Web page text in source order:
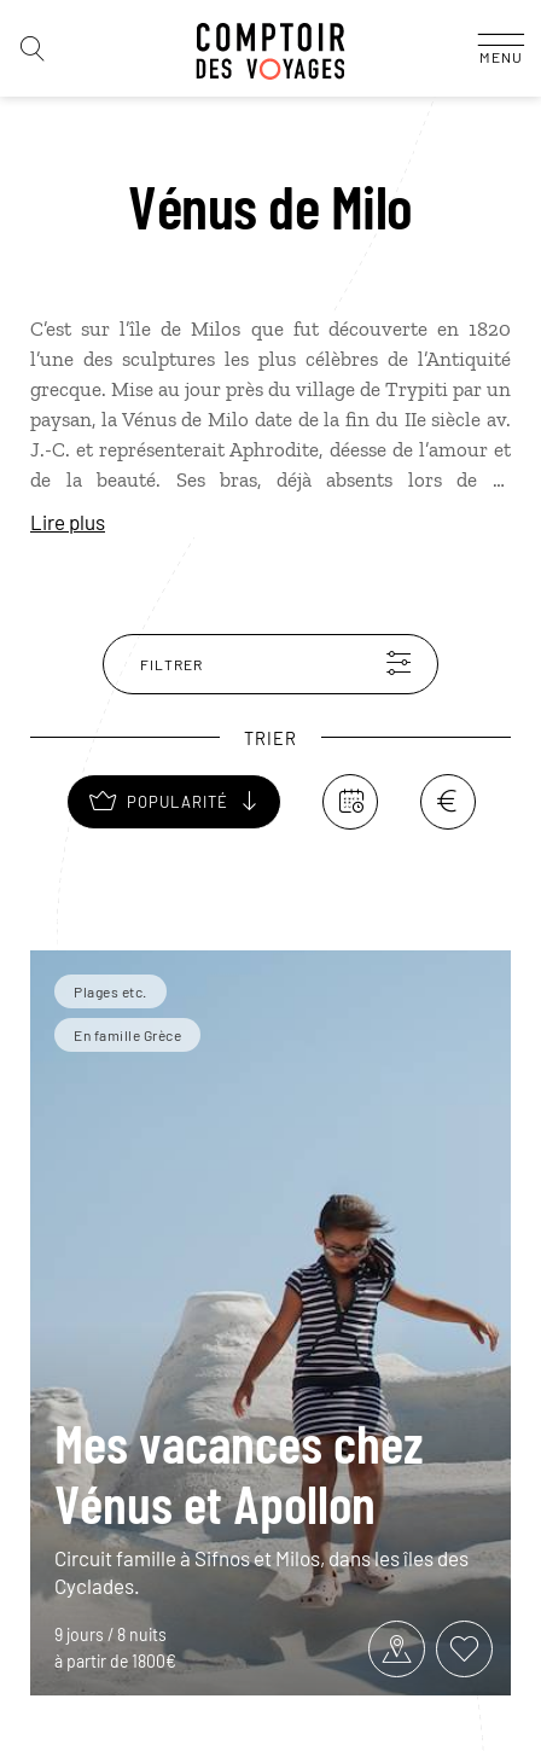
MENU
Vénus de Milo
C’est sur l’île de Milos que fut découverte en 1820
l’une des sculptures les plus célèbres de l’Antiquité
grecque. Mise au jour près du village de Trypiti par un
paysan, la Vénus de Milo date de la fin du IIe siècle av.
J.-C. et représenterait Aphrodite, déesse de l’amour et
de la beauté. Ses bras, déjà absents lors de sa
découverte, n’ont jamais été retrouvés. L’original est
aujourd’hui exposé au musée du Louvre, à Paris, mais
nombreux objets découverts sur l’île.
Lire plus
FILTRER
TRIER
POPULARITÉ
Plages etc.
En famille Grèce
Mes vacances chez
Vénus et Apollon
Circuit famille à Sifnos et Milos, dans les îles des
Cyclades.
9 jours / 8 nuits
à partir de 1800€